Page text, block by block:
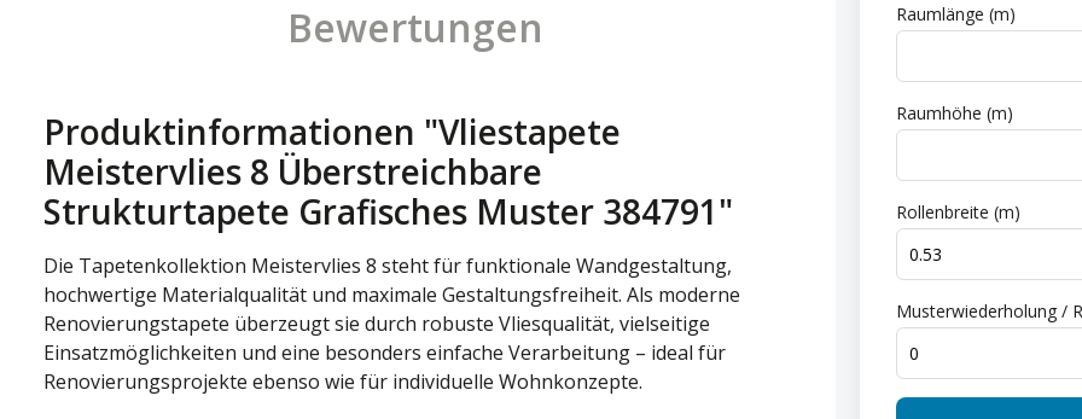
Bewertungen
Produktinformationen "Vliestapete
Meistervlies 8 Überstreichbare
Strukturtapete Grafisches Muster 384791"
Die Tapetenkollektion Meistervlies 8 steht für funktionale Wandgestaltung,
hochwertige Materialqualität und maximale Gestaltungsfreiheit. Als moderne
Renovierungstapete überzeugt sie durch robuste Vliesqualität, vielseitige
Einsatzmöglichkeiten und eine besonders einfache Verarbeitung – ideal für
Renovierungsprojekte ebenso wie für individuelle Wohnkonzepte.
Raumlänge (m)
Raumhöhe (m)
Rollenbreite (m)
Musterwiederholung /